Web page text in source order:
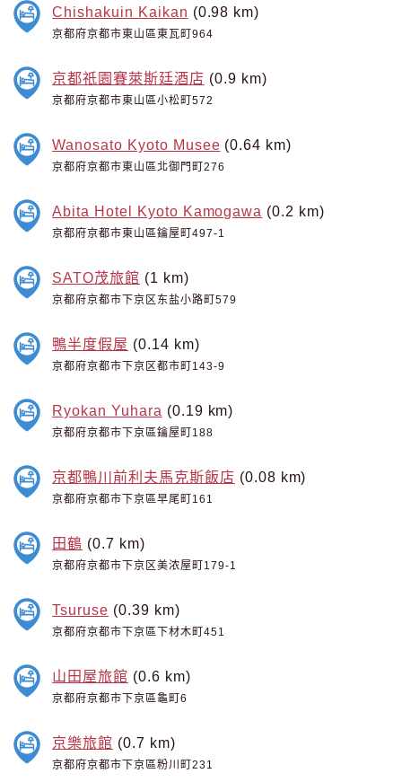
Chishakuin Kaikan (0.98 km)
京都府京都市東山區東瓦町964
京都祇園賽萊斯廷酒店 (0.9 km)
京都府京都市東山區小松町572
Wanosato Kyoto Musee (0.64 km)
京都府京都市東山區北御門町276
Abita Hotel Kyoto Kamogawa (0.2 km)
京都府京都市東山區鑰屋町497-1
SATO茂旅館 (1 km)
京都府京都市下京区东盐小路町579
鴨半度假屋 (0.14 km)
京都府京都市下京区都市町143-9
Ryokan Yuhara (0.19 km)
京都府京都市下京區鑰屋町188
京都鴨川前利夫馬克斯飯店 (0.08 km)
京都府京都市下京區早尾町161
田鶴 (0.7 km)
京都府京都市下京区美浓屋町179-1
Tsuruse (0.39 km)
京都府京都市下京區下材木町451
山田屋旅館 (0.6 km)
京都府京都市下京區龜町6
京樂旅館 (0.7 km)
京都府京都市下京區粉川町231